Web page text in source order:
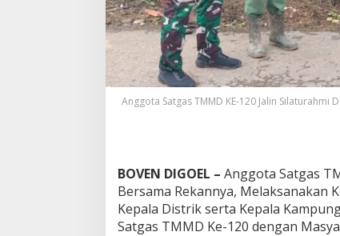
Anggota Satgas TMMD KE-120 Jalin
BOVEN DIGOEL – Anggota Satgas
Bersama Rekannya, Melaksanakan
Kepala Distrik serta Kepala
Satgas TMMD Ke-120 dengan